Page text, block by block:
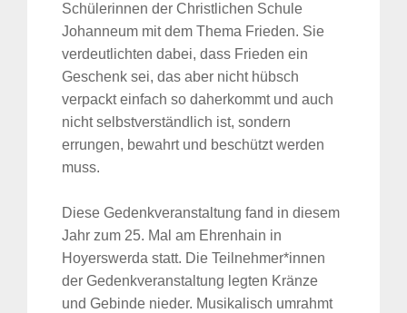
Schülerinnen der Christlichen Schule
Johanneum mit dem Thema Frieden. Sie
verdeutlichten dabei, dass Frieden ein
Geschenk sei, das aber nicht hübsch
verpackt einfach so daherkommt und auch
nicht selbstverständlich ist, sondern
errungen, bewahrt und beschützt werden
muss.
Diese Gedenkveranstaltung fand in diesem
Jahr zum 25. Mal am Ehrenhain in
Hoyerswerda statt. Die Teilnehmer*innen
der Gedenkveranstaltung legten Kränze
und Gebinde nieder. Musikalisch umrahmt